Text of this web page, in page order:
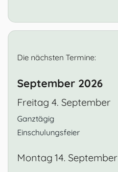
Die nächsten Termine:
September 2026
Freitag 4. September
Ganztägig
Einschulungsfeier
Montag 14. September